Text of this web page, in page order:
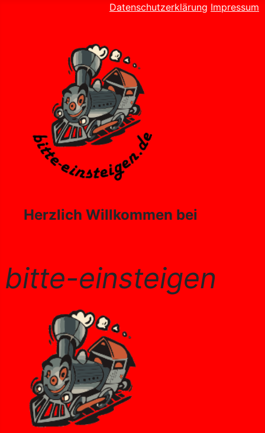
Datenschutzerklärung Impressum
Herzlich Willkommen bei
bitte-einsteigen